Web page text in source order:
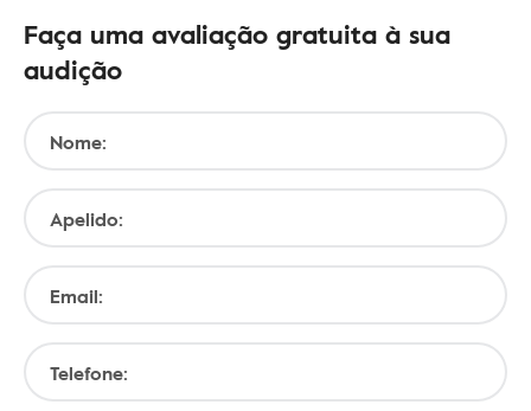
Faça uma avaliação gratuita à sua
audição
Nome:
Apelido:
Email:
Telefone: